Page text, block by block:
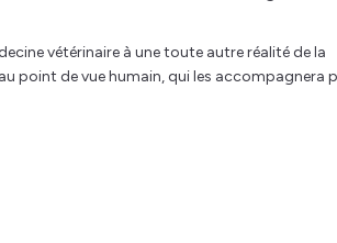
vétérinaire à une toute autre réalité de la
point de vue humain, qui les accompagnera